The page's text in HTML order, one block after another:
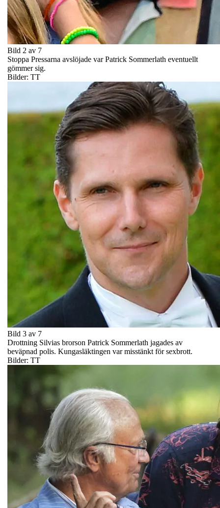
Bild 2 av 7
Stoppa Pressarna avslöjade var Patrick Sommerlath eventuellt
gömmer sig.
Bilder: TT
Bild 3 av 7
Drottning Silvias brorson Patrick Sommerlath jagades av
beväpnad polis. Kungasläktingen var misstänkt för sexbrott.
Bilder: TT